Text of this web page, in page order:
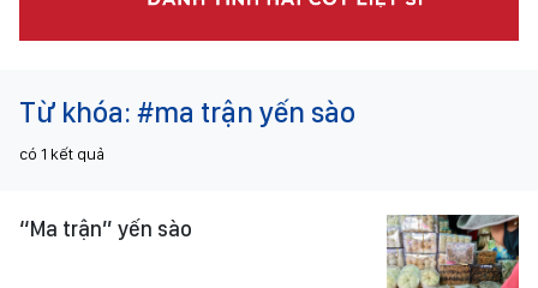
Từ khóa: #ma trận yến sào
có 1 kết quả
“Ma trận” yến sào